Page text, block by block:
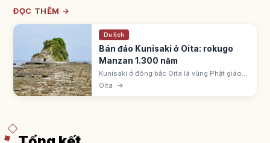
ĐỌC THÊM →
Du lịch
Bán đảo Kunisaki ở Oita: rokugo
Manzan 1.300 năm
Kunisaki ở đông bắc Oita là vùng Phật giáo
Rokugo Manzan ~1.300 năm, do Ninmon
Oita →